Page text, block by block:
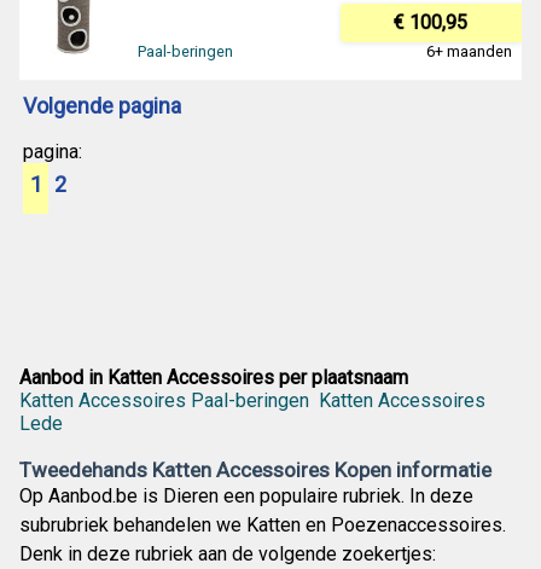
€ 100,95
Paal-beringen 6+ maanden
Volgende pagina
pagina:
1 2
Aanbod in Katten Accessoires per plaatsnaam
Katten Accessoires Paal-beringen Katten Accessoires
Lede
Tweedehands Katten Accessoires Kopen informatie
Op Aanbod.be is Dieren een populaire rubriek. In deze
subrubriek behandelen we Katten en Poezenaccessoires.
Denk in deze rubriek aan de volgende zoekertjes: